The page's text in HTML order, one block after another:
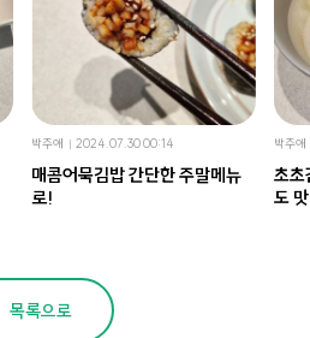
박주애 2024.07.30 00:14
매콤어묵김밥 간단한 주말메뉴
로!
박주애
초초
도
목록으로